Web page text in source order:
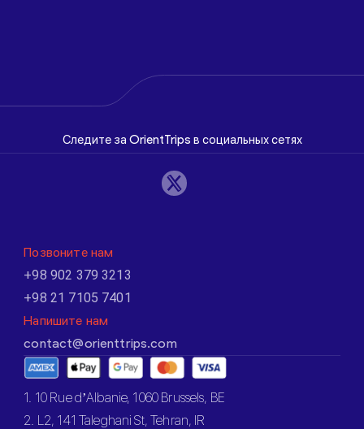
Следите за OrientTrips в социальных сетях
Позвоните нам
+98 902 379 3213
+98 21 7105 7401
Напишите нам
contact@orienttrips.com
1. 10 Rue d’Albanie, 1060 Brussels, BE
2. L2, 141 Taleghani St, Tehran, IR